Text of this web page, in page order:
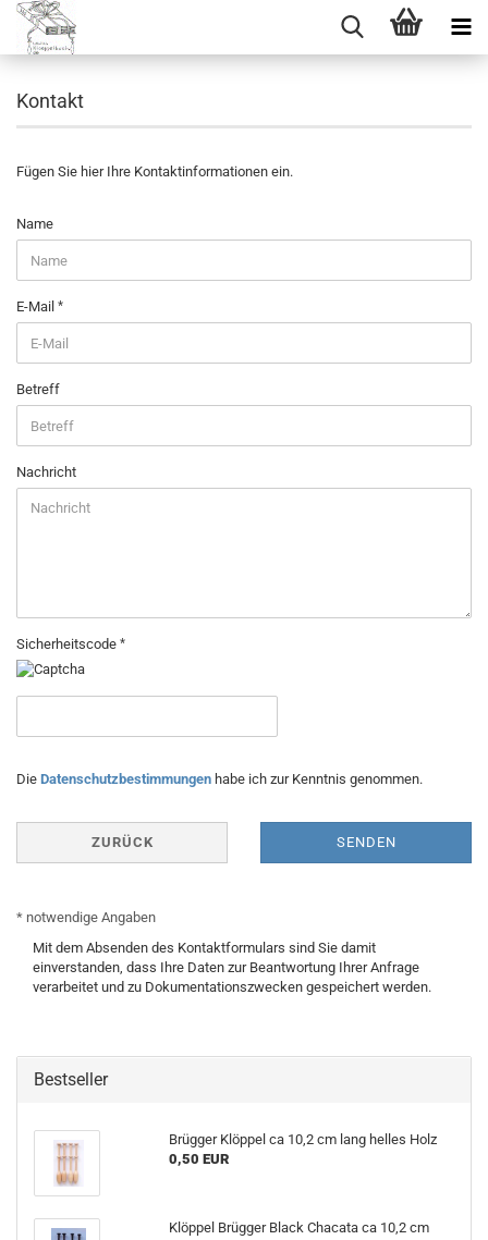
Kontakt
Fügen Sie hier Ihre Kontaktinformationen ein.
KONTAKT
Name
E-Mail
Betreff
Nachricht
Sicherheitscode
DATENSCHUTZBESTIMMUNGEN
Die Datenschutzbestimmungen habe ich zur Kenntnis genommen.
ZURÜCK SENDEN
* notwendige Angaben
Mit dem Absenden des Kontaktformulars sind Sie damit
einverstanden, dass Ihre Daten zur Beantwortung Ihrer Anfrage
verarbeitet und zu Dokumentationszwecken gespeichert werden.
Bestseller
Brügger Klöppel ca 10,2 cm lang helles Holz
0,50 EUR
Klöppel Brügger Black Chacata ca 10,2 cm